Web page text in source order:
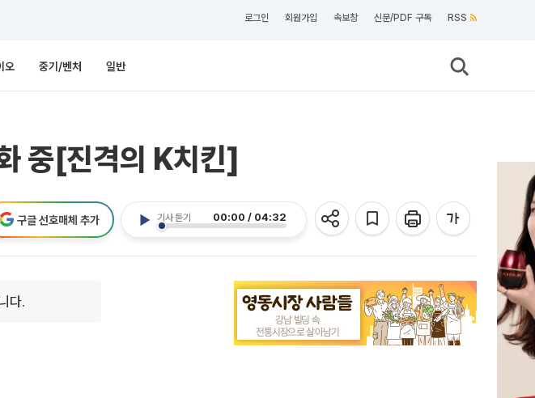
로그인 회원가입 속보창 신문/PDF 구독 RSS
오 중기/벤처 일반
중[진격의 K치킨]
기사 듣기 00:00 / 04:32
구글 선호매체 추가
다.